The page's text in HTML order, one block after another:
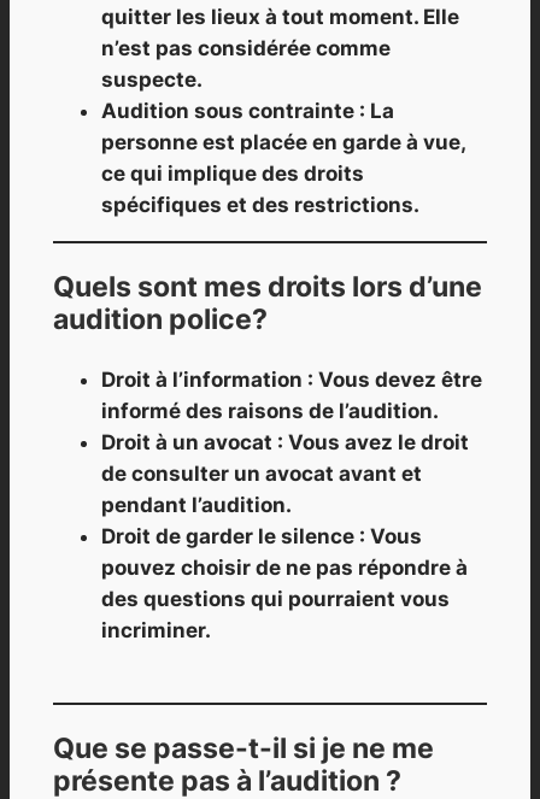
quitter les lieux à tout moment. Elle
n’est pas considérée comme
suspecte.
Audition sous contrainte : La
personne est placée en garde à vue,
ce qui implique des droits
spécifiques et des restrictions.
Quels sont mes droits lors d’une
audition police?
Droit à l’information : Vous devez être
informé des raisons de l’audition.
Droit à un avocat : Vous avez le droit
de consulter un avocat avant et
pendant l’audition.
Droit de garder le silence : Vous
pouvez choisir de ne pas répondre à
des questions qui pourraient vous
incriminer.
Que se passe-t-il si je ne me
présente pas à l’audition ?